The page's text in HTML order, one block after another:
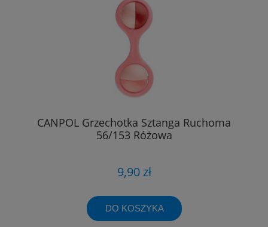
CANPOL Grzechotka Sztanga Ruchoma
56/153 Różowa
9,90 zł
DO KOSZYKA